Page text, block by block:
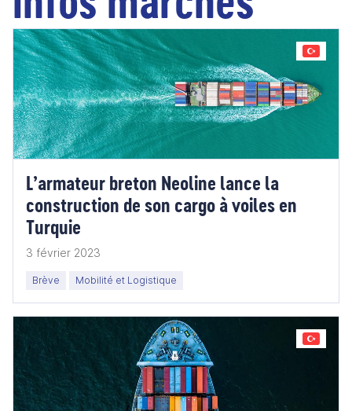
L’armateur breton Neoline lance la
construction de son cargo à voiles en
Turquie
3 février 2023
Brève Mobilité et Logistique